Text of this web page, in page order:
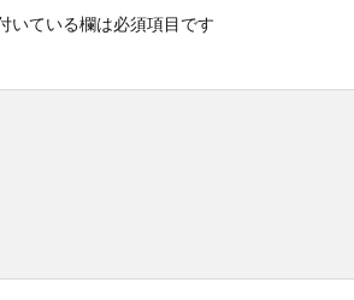
いている欄は必須項目です